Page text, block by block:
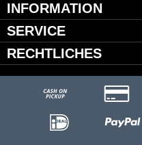
INFORMATION
SERVICE
RECHTLICHES